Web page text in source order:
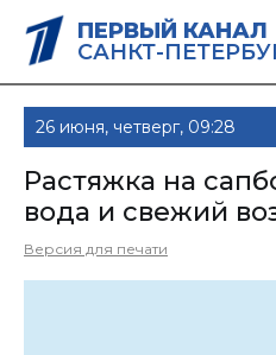
ПЕРВЫЙ КАНАЛ
САНКТ-
26 июня, четверг, 09:28
Растяжка на
вода и свежий
Версия для печати